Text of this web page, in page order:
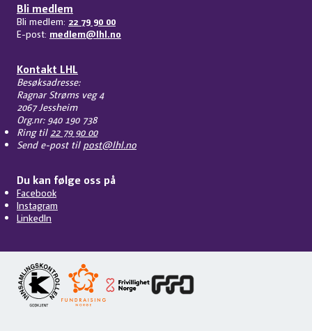
Bli medlem
Bli medlem: 22 79 90 00
E-post: medlem@lhl.no
Kontakt LHL
Besøksadresse:
Ragnar Strøms veg 4
2067 Jessheim
Org.nr: 940 190 738
Ring til 22 79 90 00
Send e-post til post@lhl.no
Du kan følge oss på
Facebook
Instagram
LinkedIn